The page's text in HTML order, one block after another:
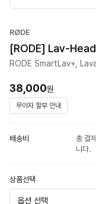
RØDE
[RODE] Lav-
RODE SmartLav+,
38,000원
무이자 할부 안내
배송비
총 결
니다.
상품선택